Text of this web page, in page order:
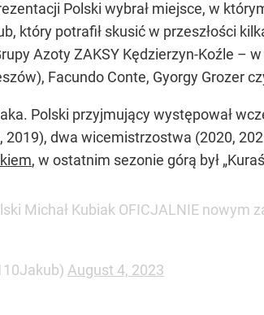
Polski wybrał miejsce, w
który potrafił skusić w przeszłości
Azoty ZAKSY Kędzierzyn-Koźle –
Facundo Conte, Gyorgy Grozer
Polski przyjmujący występował
dwa wicemistrzostwa (2020,
, w ostatnim sezonie górą był
Michał Kubiak OFICJALNIE
August 4, 2023